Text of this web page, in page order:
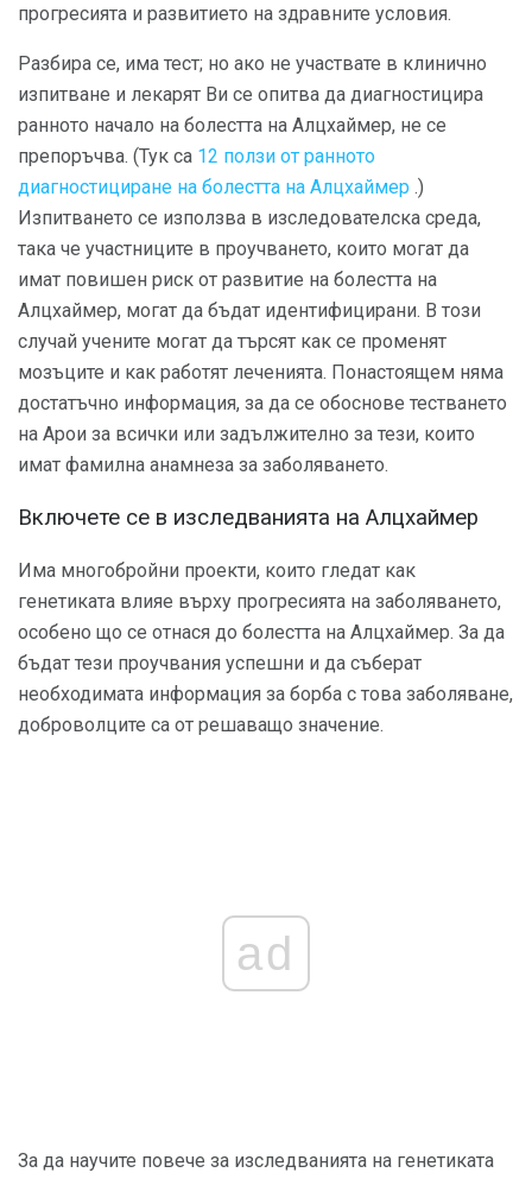
прогресията и развитието на здравните условия.
Разбира се, има тест; но ако не участвате в клинично
изпитване и лекарят Ви се опитва да диагностицира
ранното начало на болестта на Алцхаймер, не се
препоръчва. (Тук са 12 ползи от ранното
диагностициране на болестта на Алцхаймер .)
Изпитването се използва в изследователска среда,
така че участниците в проучването, които могат да
имат повишен риск от развитие на болестта на
Алцхаймер, могат да бъдат идентифицирани. В този
случай учените могат да търсят как се променят
мозъците и как работят леченията. Понастоящем няма
достатъчно информация, за да се обоснове тестването
на Арои за всички или задължително за тези, които
имат фамилна анамнеза за заболяването.
Включете се в изследванията на Алцхаймер
Има многобройни проекти, които гледат как
генетиката влияе върху прогресията на заболяването,
особено що се отнася до болестта на Алцхаймер. За да
бъдат тези проучвания успешни и да съберат
необходимата информация за борба с това заболяване,
доброволците са от решаващо значение.
ad
За да научите повече за изследванията на генетиката